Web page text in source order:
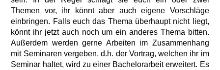
Themen vor, ihr könnt aber auch eigene Vorschläge
einbringen. Falls euch das Thema überhaupt nicht liegt,
könnt ihr jetzt auch noch um ein anderes Thema bitten.
Außerdem werden gerne Arbeiten im Zusammenhang
mit Seminaren vergeben, d.h. der Vortrag, welchen ihr im
Seminar haltet, wird zu einer Bachelorarbeit erweitert. Es